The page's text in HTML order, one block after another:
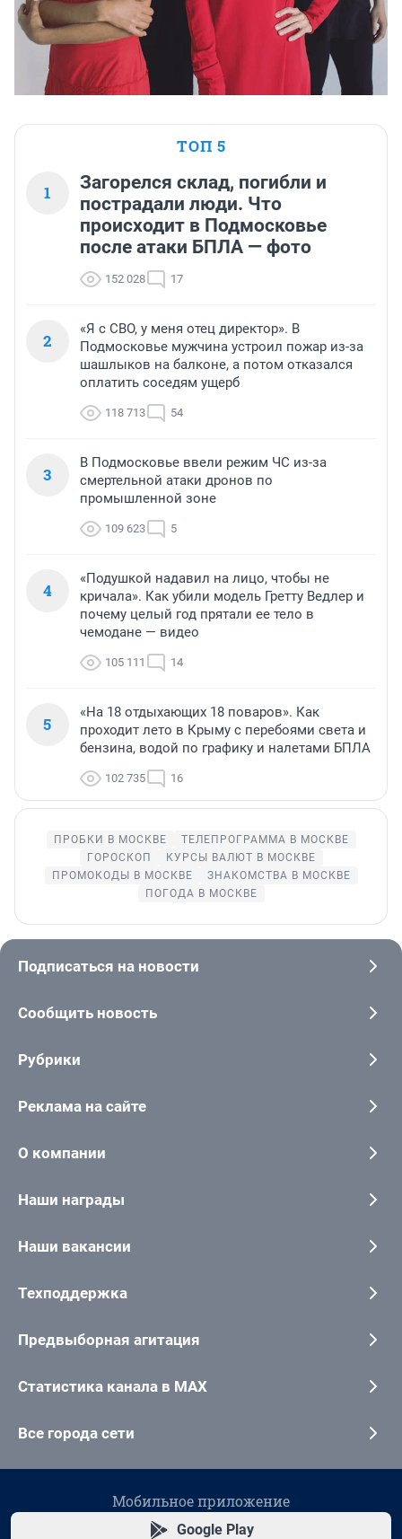
ТОП 5
1
Загорелся склад, погибли и
пострадали люди. Что
происходит в Подмосковье
после атаки БПЛА — фото
152 028 17
2
«Я с СВО, у меня отец директор». В
Подмосковье мужчина устроил пожар из-за
шашлыков на балконе, а потом отказался
оплатить соседям ущерб
118 713 54
3
В Подмосковье ввели режим ЧС из-за
смертельной атаки дронов по
промышленной зоне
109 623 5
4
«Подушкой надавил на лицо, чтобы не
кричала». Как убили модель Гретту Ведлер и
почему целый год прятали ее тело в
чемодане — видео
105 111 14
5
«На 18 отдыхающих 18 поваров». Как
проходит лето в Крыму с перебоями света и
бензина, водой по графику и налетами БПЛА
102 735 16
ПРОБКИ В МОСКВЕ
ТЕЛЕПРОГРАММА В МОСКВЕ
ГОРОСКОП
КУРСЫ ВАЛЮТ В МОСКВЕ
ПРОМОКОДЫ В МОСКВЕ
ЗНАКОМСТВА В МОСКВЕ
ПОГОДА В МОСКВЕ
Подписаться на новости
Сообщить новость
Рубрики
Реклама на сайте
О компании
Наши награды
Наши вакансии
Техподдержка
Предвыборная агитация
Статистика канала в MAX
Все города сети
Мобильное приложение
Google Play